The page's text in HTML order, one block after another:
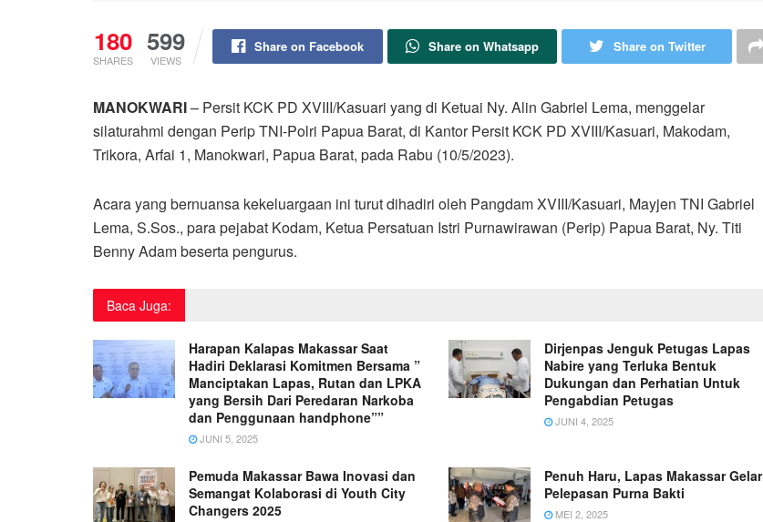
180
SHARES
599
VIEWS
Share on Facebook Share on Whatsapp Share on Twitter
MANOKWARI– Persit KCK PD XVIII/Kasuari yang di Ketuai Ny. Alin Gabriel Lema, menggelar
silaturahmi dengan Perip TNI-Polri Papua Barat, di Kantor Persit KCK PD XVIII/Kasuari, Makodam,
Trikora, Arfai 1, Manokwari, Papua Barat, pada Rabu (10/5/2023).
Acara yang bernuansa kekeluargaan ini turut dihadiri oleh Pangdam XVIII/Kasuari, Mayjen TNI Gabriel
Lema, S.Sos., para pejabat Kodam, Ketua Persatuan Istri Purnawirawan (Perip) Papua Barat, Ny. Titi
Benny Adam beserta pengurus.
Baca Juga:
Harapan Kalapas Makassar Saat
Hadiri Deklarasi Komitmen Bersama ”
Manciptakan Lapas, Rutan dan LPKA
yang Bersih Dari Peredaran Narkoba
dan Penggunaan handphone””
JUNI 5, 2025
Dirjenpas Jenguk Petugas Lapas
Nabire yang Terluka Bentuk
Dukungan dan Perhatian Untuk
Pengabdian Petugas
JUNI 4, 2025
Pemuda Makassar Bawa Inovasi dan
Semangat Kolaborasi di Youth City
Changers 2025
Penuh Haru, Lapas Makassar Gelar
Pelepasan Purna Bakti
MEI 2, 2025